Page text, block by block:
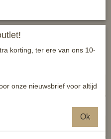
btw 21%)
korting, ter ere van ons 10-
onze nieuwsbrief voor altijd
Ok